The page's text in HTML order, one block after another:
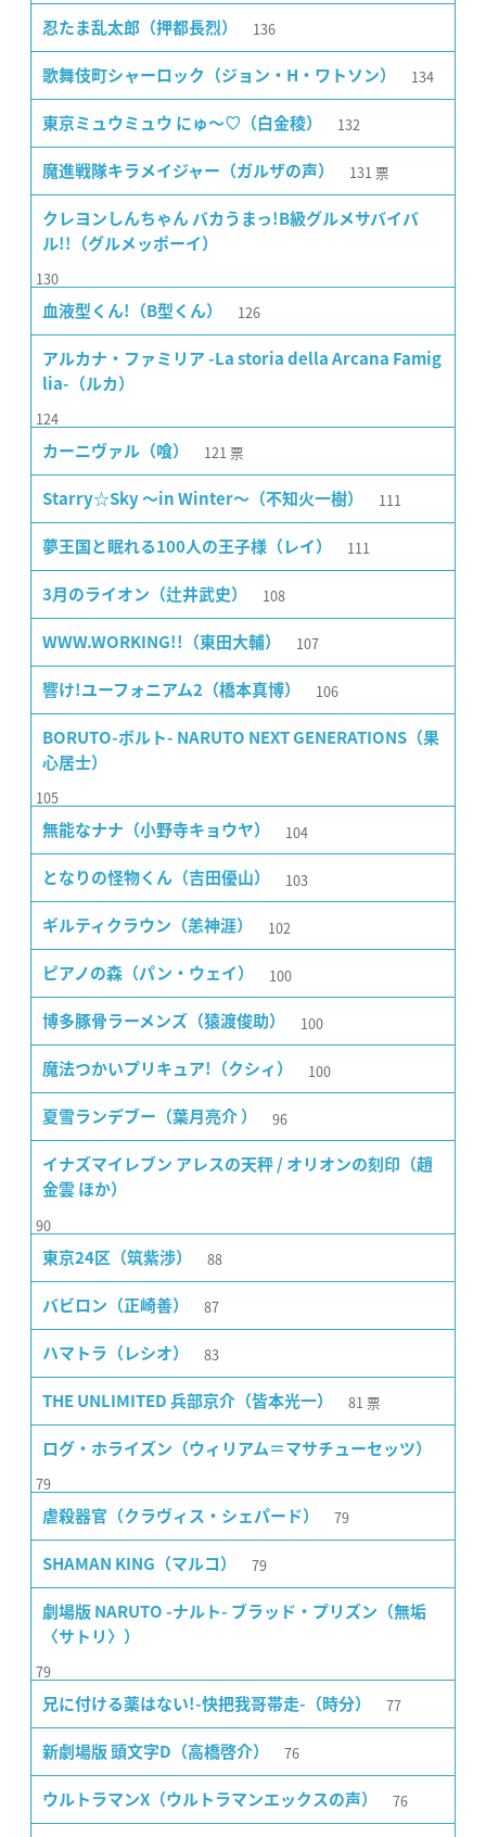
忍たま乱太郎（押都長烈） 136
歌舞伎町シャーロック（ジョン・H・ワトソン） 134
東京ミュウミュウ にゅ〜♡（白金稜） 132
魔進戦隊キラメイジャー（ガルザの声） 131 票
クレヨンしんちゃん バカうまっ!B級グルメサバイバ
ル!!（グルメッポーイ）
130
血液型くん!（B型くん） 126
アルカナ・ファミリア -La storia della Arcana Famig
lia-（ルカ）
124
カーニヴァル（喰） 121 票
Starry☆Sky 〜in Winter〜（不知火一樹） 111
夢王国と眠れる100人の王子様（レイ） 111
3月のライオン（辻井武史） 108
WWW.WORKING!!（東田大輔） 107
響け!ユーフォニアム2（橋本真博） 106
BORUTO-ボルト- NARUTO NEXT GENERATIONS（果
心居士）
105
無能なナナ（小野寺キョウヤ） 104
となりの怪物くん（吉田優山） 103
ギルティクラウン（恙神涯） 102
ピアノの森（パン・ウェイ） 100
博多豚骨ラーメンズ（猿渡俊助） 100
魔法つかいプリキュア!（クシィ） 100
夏雪ランデブー（葉月亮介 ） 96
イナズマイレブン アレスの天秤 / オリオンの刻印（趙
金雲 ほか）
90
東京24区（筑紫渉） 88
バビロン（正崎善） 87
ハマトラ（レシオ） 83
THE UNLIMITED 兵部京介（皆本光一） 81 票
ログ・ホライズン（ウィリアム＝マサチューセッツ）
79
虐殺器官（クラヴィス・シェパード） 79
SHAMAN KING（マルコ） 79
劇場版 NARUTO -ナルト- ブラッド・プリズン（無垢
〈サトリ〉）
79
兄に付ける薬はない!-快把我哥帯走-（時分） 77
新劇場版 頭文字D（高橋啓介） 76
ウルトラマンX（ウルトラマンエックスの声） 76